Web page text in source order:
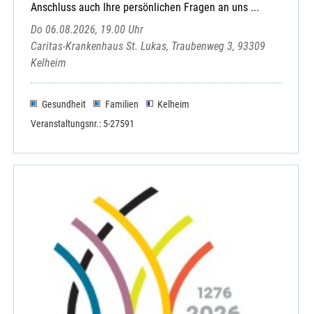
Anschluss auch Ihre persönlichen Fragen an uns ...
Do 06.08.2026, 19.00 Uhr
Caritas-Krankenhaus St. Lukas, Traubenweg 3, 93309
Kelheim
Gesundheit Familien
Kelheim
Veranstaltungsnr.: 5-27591